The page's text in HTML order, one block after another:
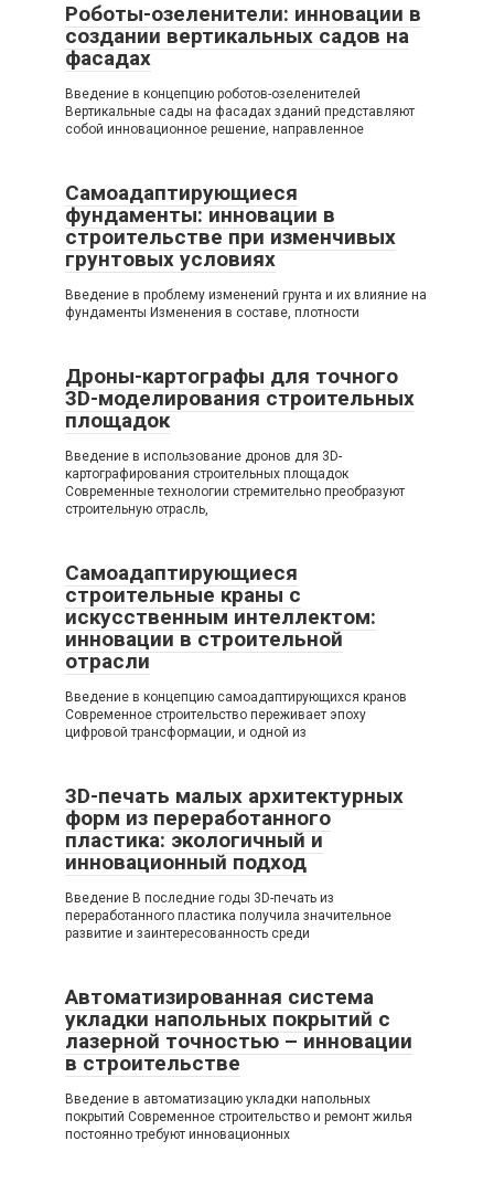
Роботы-озеленители: инновации в
создании вертикальных садов на
фасадах
Введение в концепцию роботов-озеленителей
Вертикальные сады на фасадах зданий представляют
собой инновационное решение, направленное
Самоадаптирующиеся
фундаменты: инновации в
строительстве при изменчивых
грунтовых условиях
Введение в проблему изменений грунта и их влияние на
фундаменты Изменения в составе, плотности
Дроны-картографы для точного
3D-моделирования строительных
площадок
Введение в использование дронов для 3D-
картографирования строительных площадок
Современные технологии стремительно преобразуют
строительную отрасль,
Самоадаптирующиеся
строительные краны с
искусственным интеллектом:
инновации в строительной
отрасли
Введение в концепцию самоадаптирующихся кранов
Современное строительство переживает эпоху
цифровой трансформации, и одной из
3D-печать малых архитектурных
форм из переработанного
пластика: экологичный и
инновационный подход
Введение В последние годы 3D-печать из
переработанного пластика получила значительное
развитие и заинтересованность среди
Автоматизированная система
укладки напольных покрытий с
лазерной точностью – инновации
в строительстве
Введение в автоматизацию укладки напольных
покрытий Современное строительство и ремонт жилья
постоянно требуют инновационных